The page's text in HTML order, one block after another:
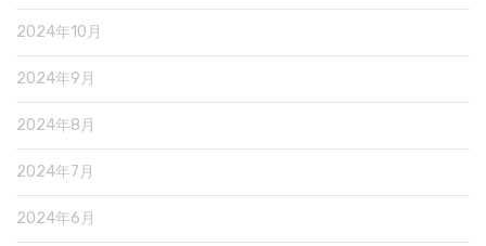
2024年10月
2024年9月
2024年8月
2024年7月
2024年6月